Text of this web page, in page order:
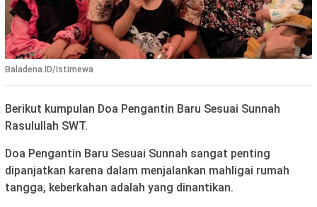
Baladena.ID/Istimewa
Berikut kumpulan Doa Pengantin Baru Sesuai Sunnah
Rasulullah SWT.
Doa Pengantin Baru Sesuai Sunnah sangat penting
dipanjatkan karena dalam menjalankan mahligai rumah
tangga, keberkahan adalah yang dinantikan.